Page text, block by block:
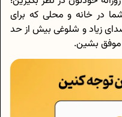
در خانه و محلی که برای
زیاد و شلوغی بیش از حد
موفق بشین.